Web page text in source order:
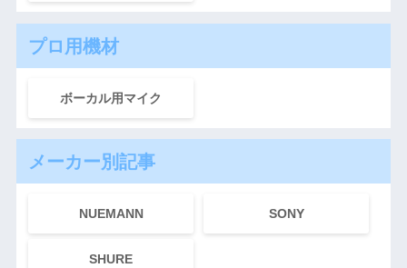
プロ用機材
ボーカル用マイク
メーカー別記事
NUEMANN SONY
SHURE